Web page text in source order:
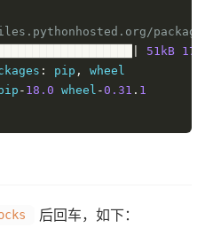
packages/
51kB
: pip ,
- 18.0 wheel -0.31 . 1
后回车，如下：